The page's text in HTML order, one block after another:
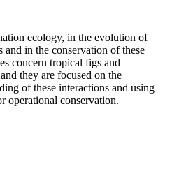
ecology, in the evolution of
and in the conservation of these
concern tropical figs and
they are focused on the
of these interactions and using
operational conservation.